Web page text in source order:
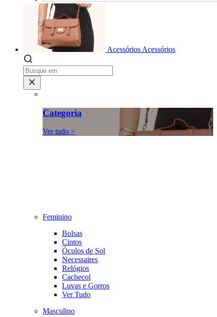
Acessórios Acessórios
Categoria
Ver tudo >
Feminino
Bolsas
Cintos
Óculos de Sol
Necessaires
Relógios
Cachecol
Luvas e Gorros
Ver Tudo
Masculino